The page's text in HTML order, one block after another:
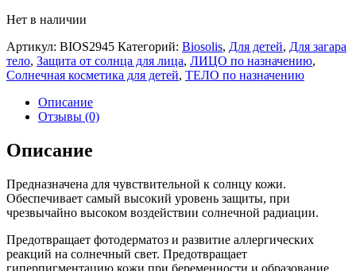
Нет в наличии
Артикул: BIOS2945 Категорий: Biosolis, Для детей, Для загара
тело, Защита от солнца для лица, ЛИЦО по назначению,
Солнечная косметика для детей, ТЕЛО по назначению
Описание
Отзывы (0)
Описание
Предназначена для чувствительной к солнцу кожи.
Обеспечивает самый высокий уровень защиты, при
чрезвычайно высоком воздействии солнечной радиации.
Предотвращает фотодерматоз и развитие аллергических
реакций на солнечный свет. Предотвращает
гиперпигментацию кожи при беременности и образование